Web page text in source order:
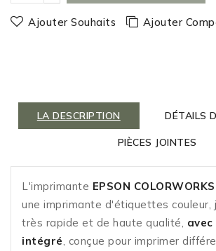
Ajouter Souhaits Ajouter
LA DESCRIPTION DÉTAILS
PIÈCES JOINTES
L'imprimante EPSON COLORWORKS
une imprimante d'étiquettes couleur,
très rapide et de haute qualité,
intégré , conçue pour imprimer